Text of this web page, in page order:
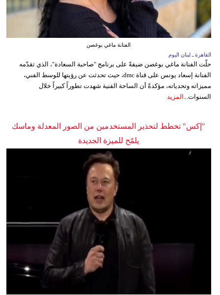
الفنانة ماغي بوغصن
القاهرة ـ لبنان اليوم
حلّت الفنانة ماغي بوغصن ضيفةً على برنامج "صاحبة السعادة"، الذي تقدّمه
الفنانة إسعاد يونس على قناة dmc، حيث تحدثت عن رؤيتها للوسط الفني،
مميزاته وتحدياته، مؤكدةً أن الساحة الفنية شهدت تطوراً كبيراً خلال
السنوات... المزيد
"إكس" تخطط لتحذير المستخدمين من الصور المعدلة وماسك
يلمّح للميزة الجديدة